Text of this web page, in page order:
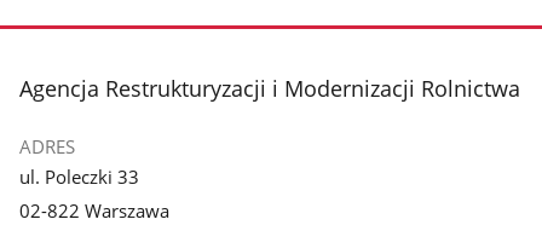
stopka
Agencja Restrukturyzacji i Modernizacji Rolnictwa
ADRES
ul. Poleczki 33
02-822 Warszawa